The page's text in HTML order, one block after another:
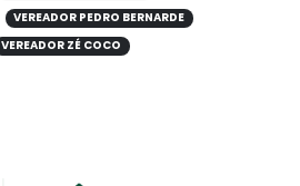
VEREADOR PEDRO BERNARDE
VEREADOR ZÉ COCO